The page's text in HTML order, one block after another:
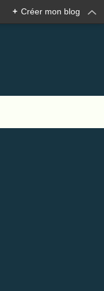
+ Créer mon blog